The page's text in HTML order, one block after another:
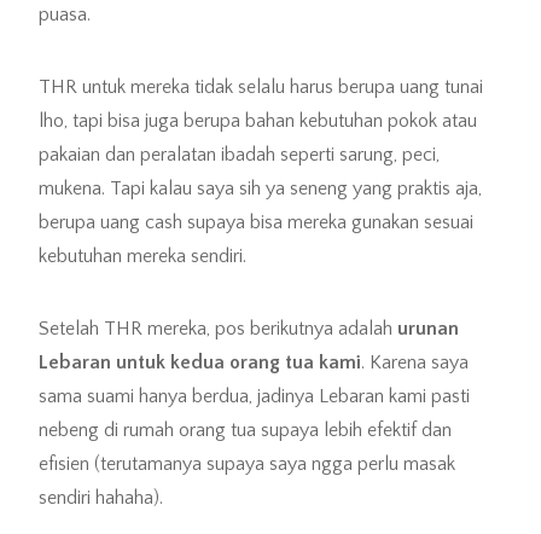
puasa.
THR untuk mereka tidak selalu harus berupa uang tunai
lho, tapi bisa juga berupa bahan kebutuhan pokok atau
pakaian dan peralatan ibadah seperti sarung, peci,
mukena. Tapi kalau saya sih ya seneng yang praktis aja,
berupa uang cash supaya bisa mereka gunakan sesuai
kebutuhan mereka sendiri.
Setelah THR mereka, pos berikutnya adalah urunan
Lebaran untuk kedua orang tua kami. Karena saya
sama suami hanya berdua, jadinya Lebaran kami pasti
nebeng di rumah orang tua supaya lebih efektif dan
efisien (terutamanya supaya saya ngga perlu masak
sendiri hahaha).